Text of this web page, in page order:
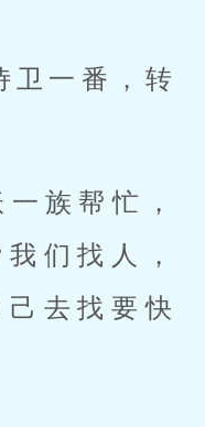
卫一番，转
族帮忙，
们找人，
去找要快